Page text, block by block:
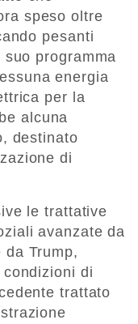
speso oltre
pesanti
programma
energia
per la
alcuna
destinato
di
le trattative
avanzate da
Trump,
di
trattato